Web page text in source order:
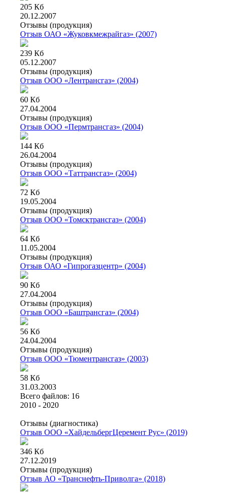
205 Кб
20.12.2007
Отзывы (продукция)
Отзыв ОАО «Жуковкмежрайгаз» (2007)
239 Кб
05.12.2007
Отзывы (продукция)
Отзыв ООО «Лентрансгаз» (2004)
60 Кб
27.04.2004
Отзывы (продукция)
Отзыв ООО «Пермтрансгаз» (2004)
144 Кб
26.04.2004
Отзывы (продукция)
Отзыв ООО «Таттрансгаз» (2004)
72 Кб
19.05.2004
Отзывы (продукция)
Отзыв ООО «Томсктрансгаз» (2004)
64 Кб
11.05.2004
Отзывы (продукция)
Отзыв ОАО «Гипрогазцентр» (2004)
90 Кб
27.04.2004
Отзывы (продукция)
Отзыв ООО «Баштрансгаз» (2004)
56 Кб
24.04.2004
Отзывы (продукция)
Отзыв ООО «Тюментрансгаз» (2003)
58 Кб
31.03.2003
Всего файлов: 16
2010 - 2020
Отзывы (диагностика)
Отзыв ООО «ХайдельбергЦеремент Рус» (2019)
346 Кб
27.12.2019
Отзывы (продукция)
Отзыв АО «Транснефть-Приволга» (2018)